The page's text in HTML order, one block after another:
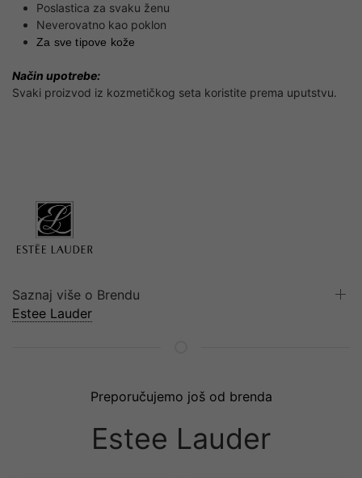
Poslastica za svaku ženu
Neverovatno kao poklon
Za sve tipove kože
Način upotrebe:
Svaki proizvod iz kozmetičkog seta koristite prema uputstvu.
Saznaj više o Brendu
Estee Lauder
Preporučujemo još od brenda
Estee Lauder